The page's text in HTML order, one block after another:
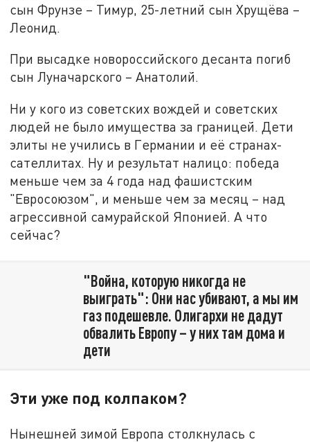
сын Фрунзе – Тимур, 25-летний сын Хрущёва –
Леонид.
При высадке новороссийского десанта погиб
сын Луначарского – Анатолий.
Ни у кого из советских вождей и советских
людей не было имущества за границей. Дети
элиты не учились в Германии и её странах-
сателлитах. Ну и результат налицо: победа
меньше чем за 4 года над фашистским
"Евросоюзом", и меньше чем за месяц – над
агрессивной самурайской Японией. А что
сейчас?
"Война, которую никогда не
выиграть": Они нас убивают, а мы им
газ подешевле. Олигархи не дадут
обвалить Европу – у них там дома и
дети
Эти уже под колпаком?
Нынешней зимой Европа столкнулась с